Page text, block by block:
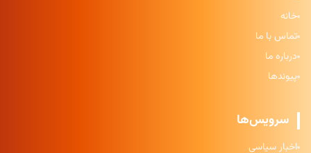
خانه
تماس با ما
درباره ما
پیوندها
سرویس‌ها
اخبار سیاسی